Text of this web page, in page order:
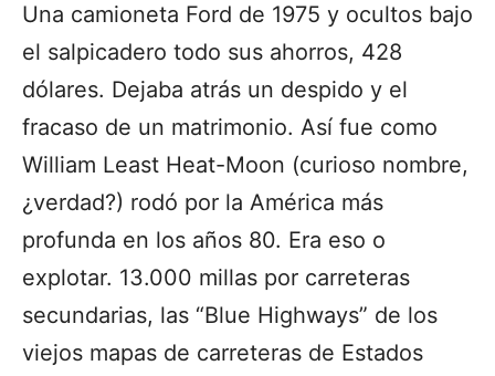
Una camioneta Ford de 1975 y ocultos bajo
el salpicadero todo sus ahorros, 428
dólares. Dejaba atrás un despido y el
fracaso de un matrimonio. Así fue como
William Least Heat-Moon (curioso nombre,
¿verdad?) rodó por la América más
profunda en los años 80. Era eso o
explotar. 13.000 millas por carreteras
secundarias, las “Blue Highways” de los
viejos mapas de carreteras de Estados